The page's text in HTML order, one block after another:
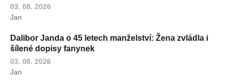
03. 08. 2026
Jan
Dalibor Janda o 45 letech manželství: Žena zvládla i
šílené dopisy fanynek
03. 08. 2026
Jan